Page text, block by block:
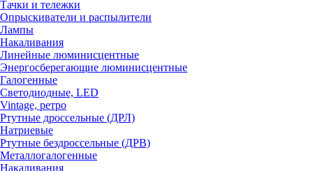
Тачки и тележки
Опрыскиватели и распылители
Лампы
Накаливания
Линейные люминисцентные
Энергосберегающие люминисцентные
Галогенные
Светодиодные, LED
Vintage, ретро
Ртутные дроссельные (ДРЛ)
Натриевые
Ртутные бездроссельные (ДРВ)
Металлогалогенные
Накаливания